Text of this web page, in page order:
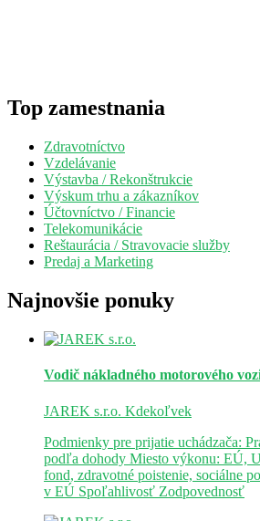
Top zamestnania
Zdravotníctvo
Vzdelávanie
Výstavba / Rekonštrukcie
Výskum trhu a zákazníkov
Účtovníctvo / Financie
Telekomunikácie
Reštaurácia / Stravovacie služby
Predaj a Marketing
Najnovšie ponuky
Vodič nákladného motorového
JAREK s.r.o. Kdekoľvek
Podmienky pre prijatie uchádzača:
podľa dohody Miesto výkonu: EÚ,
fond, zdravotné poistenie, sociálne
v EÚ Spoľahlivosť Zodpovednosť